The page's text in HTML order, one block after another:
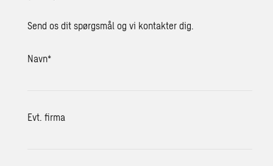
Send os dit spørgsmål og vi kontakter dig.
Navn*
Evt. firma